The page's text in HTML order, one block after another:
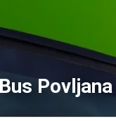
Bus